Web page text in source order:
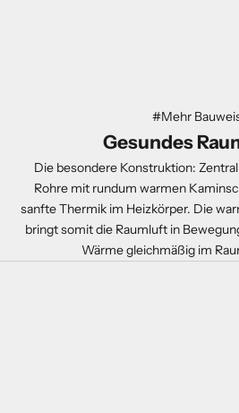
#Mehr
Gesundes
Die besondere Konstruktion:
Rohre mit rundum warmen
sanfte Thermik im Heizkörper. Die
bringt somit die Raumluft in
Wärme gleichmäßig im